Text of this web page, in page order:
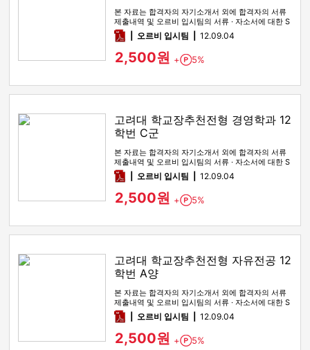
본 자료는 합격자의 자기소개서 외에 합격자의 서류
제출내역 및 오르비 입시팀의 서류 · 자소서에 대한 S
WOT 분석이 포함돼 …
pdf오르비 입시팀 12.09.04
2,500원 + Point
5%
고려대 학교장추천전형 경영학과 12
학번 C군
본 자료는 합격자의 자기소개서 외에 합격자의 서류
제출내역 및 오르비 입시팀의 서류 · 자소서에 대한 S
WOT 분석이 포함돼 …
pdf오르비 입시팀 12.09.04
2,500원 + Point
5%
고려대 학교장추천전형 자유전공 12
학번 A양
본 자료는 합격자의 자기소개서 외에 합격자의 서류
제출내역 및 오르비 입시팀의 서류 · 자소서에 대한 S
WOT 분석이 포함돼 …
pdf오르비 입시팀 12.09.04
2,500원 + Point
5%